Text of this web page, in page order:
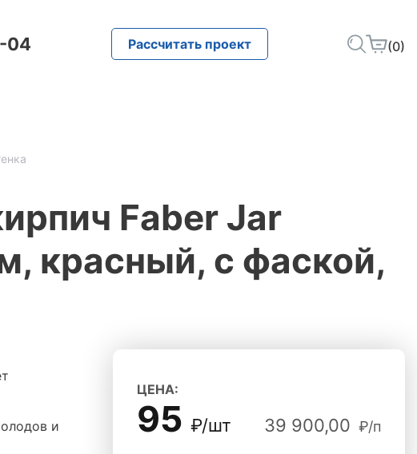
04 Рассчитать проект (0)
Faber Jar
красный, с фаской,
и
ЦЕНА:
95 ₽/шт 39 900,00 ₽/п